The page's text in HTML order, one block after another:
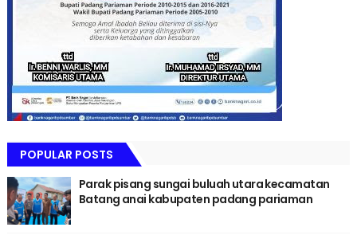
POPULAR POSTS
Parak pisang sungai buluah utara kecamatan
Batang anai kabupaten padang pariaman